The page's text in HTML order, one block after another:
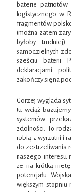
baterie patriotów
logistycznego w
fragmentów
(można zatem
byłoby
samodzielnych
sześciu baterii
deklaracjami
zakończy się na
Gorzej wygląda
tu wciąż
systemów
zdolności. To
robią z wyrzutni i
do zestrzeliwania
naszego interesu
że na krótką
potencjału
większym stopniu